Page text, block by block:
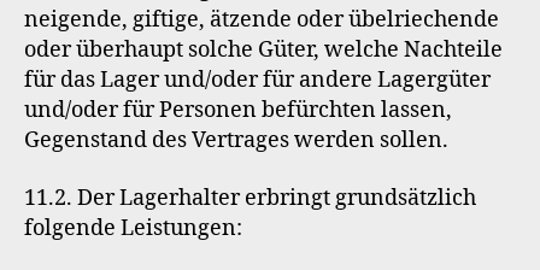
neigende, giftige, ätzende oder übelriechende
oder überhaupt solche Güter, welche Nachteile
für das Lager und/oder für andere Lagergüter
und/oder für Personen befürchten lassen,
Gegenstand des Vertrages werden sollen.
11.2. Der Lagerhalter erbringt grundsätzlich
folgende Leistungen: